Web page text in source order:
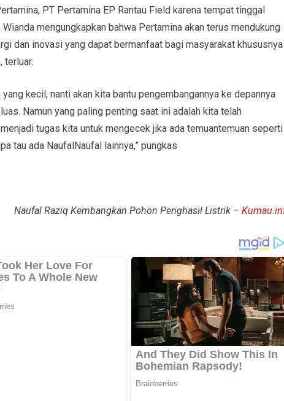
PT Pertamina EP Rantau Field karena tempat tinggal
mengungkapkan bahwa Pertamina akan terus mendukung
dan inovasi yang dapat bermanfaat bagi masyarakat khususnya
terluar.
kecil, nanti akan kita bantu pengembangannya ke depannya
Namun yang paling penting saat ini adalah kita telah
tugas kita untuk mengecek jika ada temuantemuan seperti
tau ada NaufalNaufal lainnya,” pungkas
Naufal Raziq Kembangkan Pohon Penghasil Listrik –